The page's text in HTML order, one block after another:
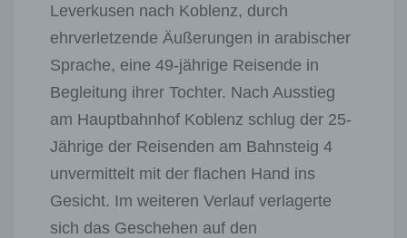
Leverkusen nach Koblenz, durch
ehrverletzende Äußerungen in arabischer
Sprache, eine 49-jährige Reisende in
Begleitung ihrer Tochter. Nach Ausstieg
am Hauptbahnhof Koblenz schlug der 25-
Jährige der Reisenden am Bahnsteig 4
unvermittelt mit der flachen Hand ins
Gesicht. Im weiteren Verlauf verlagerte
sich das Geschehen auf den